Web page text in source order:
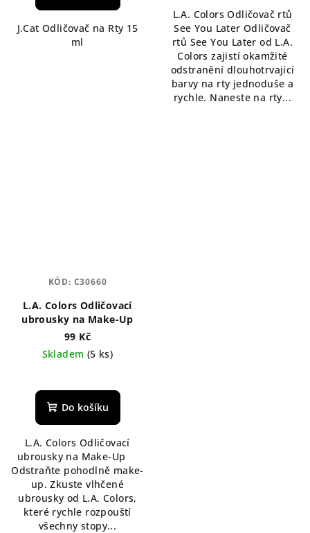
J.Cat Odličovač na Rty 15
ml
L.A. Colors Odličovač rtů
See You Later Odličovač
rtů See You Later od L.A.
Colors zajistí okamžité
odstranění dlouhotrvající
barvy na rty jednoduše a
rychle. Naneste na rty...
L.A. Colors Odličovací
ubrousky na Make-Up
99 Kč
Skladem (5 ks)
Do košíku
L.A. Colors Odličovací
ubrousky na Make-Up
Odstraňte pohodlně make-
up. Zkuste vlhčené
ubrousky od L.A. Colors,
které rychle rozpouští
všechny stopy...
KÓD: C30660